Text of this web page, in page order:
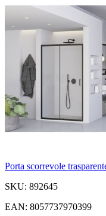
Porta scorrevole
SKU: 892645
EAN: 8057737970399